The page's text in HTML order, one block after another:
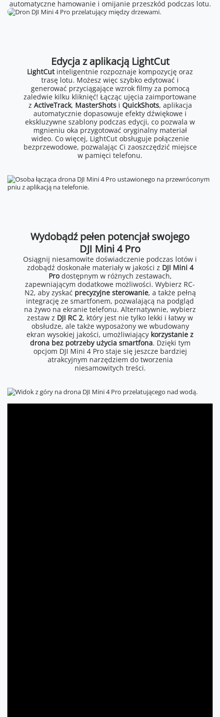
automatyczne hamowanie i omijanie przeszkód podczas lotu.
Edycja z aplikacją LightCut
LightCut inteligentnie rozpoznaje kompozycję oraz
trasę lotu. Możesz więc szybko edytować i
generować przyciągające wzrok filmy za pomocą
zaledwie kilku kliknięć! Łącząc ujęcia zaimportowane
z ActiveTrack, MasterShots i QuickShots, aplikacja
automatycznie dopasowuje efekty dźwiękowe i
ekskluzywne szablony podczas edycji, co pozwala w
mgnieniu oka przygotować oryginalny materiał
wideo. Co więcej, LightCut obsługuje połączenie
bezprzewodowe, pozwalając Ci zaoszczędzić miejsce
w pamięci telefonu.
Wydobądź pełen potencjał swojego
DJI Mini 4 Pro
Osiągnij niesamowite doświadczenie podczas lotów i
zdobądź doskonałe materiały w jakości z DJI Mini 4
Prodostępnym w różnych zestawach,
zapewniającym dodatkowe możliwości. Wybierz RC-
N2, aby zyskać precyzyjne sterowanie, a także pełną
integrację ze smartfonem, pozwalającą na podgląd
na żywo na ekranie telefonu. Alternatywnie, wybierz
zestaw z DJI RC 2, który jest nie tylko lekki i łatwy w
obsłudze, ale także wyposażony we wbudowany
ekran wysokiej jakości, umożliwiający korzystanie z
drona bez potrzeby użycia smartfona. Dzięki tym
opcjom DJI Mini 4 Pro staje się jeszcze bardziej
atrakcyjnym narzędziem do tworzenia
niesamowitych treści.